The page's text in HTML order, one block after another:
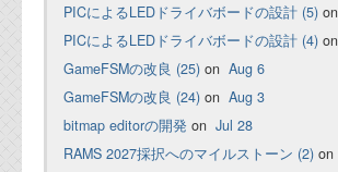
PICによるLEDドライバボードの設計 (5) on
PICによるLEDドライバボードの設計 (4) on
GameFSMの改良 (25) on Aug 6
GameFSMの改良 (24) on Aug 3
bitmap editorの開発 on Jul 28
RAMS 2027採択へのマイルストーン (2) on